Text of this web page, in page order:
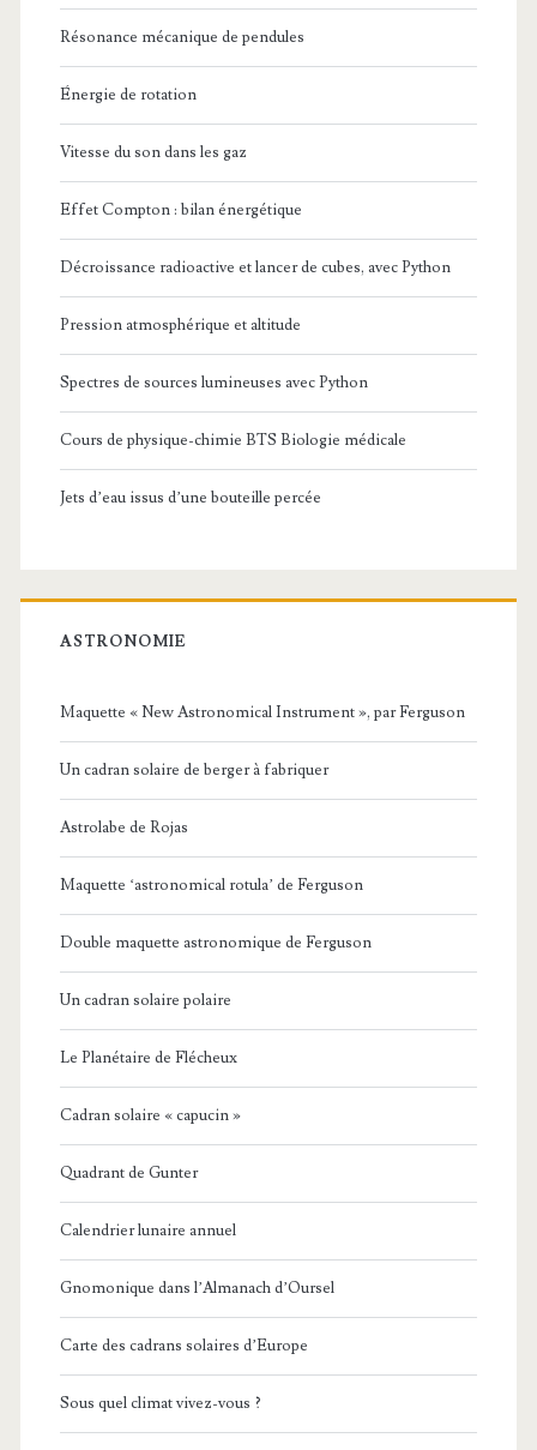
Résonance mécanique de pendules
Énergie de rotation
Vitesse du son dans les gaz
Effet Compton : bilan énergétique
Décroissance radioactive et lancer de cubes, avec Python
Pression atmosphérique et altitude
Spectres de sources lumineuses avec Python
Cours de physique-chimie BTS Biologie médicale
Jets d’eau issus d’une bouteille percée
ASTRONOMIE
Maquette « New Astronomical Instrument », par Ferguson
Un cadran solaire de berger à fabriquer
Astrolabe de Rojas
Maquette ‘astronomical rotula’ de Ferguson
Double maquette astronomique de Ferguson
Un cadran solaire polaire
Le Planétaire de Flécheux
Cadran solaire « capucin »
Quadrant de Gunter
Calendrier lunaire annuel
Gnomonique dans l’Almanach d’Oursel
Carte des cadrans solaires d’Europe
Sous quel climat vivez-vous ?